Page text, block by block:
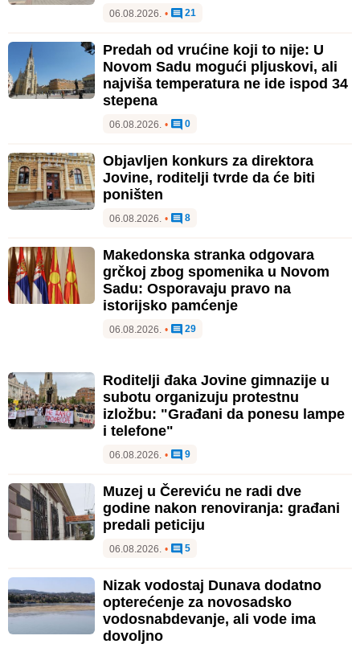
06.08.2026. • 21
Predah od vrućine koji to nije: U
Novom Sadu mogući pljuskovi, ali
najviša temperatura ne ide ispod 34
stepena
06.08.2026. • 0
Objavljen konkurs za direktora
Jovine, roditelji tvrde da će biti
poništen
06.08.2026. • 8
Makedonska stranka odgovara
grčkoj zbog spomenika u Novom
Sadu: Osporavaju pravo na
istorijsko pamćenje
06.08.2026. • 29
Roditelji đaka Jovine gimnazije u
subotu organizuju protestnu
izložbu: "Građani da ponesu lampe
i telefone"
06.08.2026. • 9
Muzej u Čereviću ne radi dve
godine nakon renoviranja: građani
predali peticiju
06.08.2026. • 5
Nizak vodostaj Dunava dodatno
opterećenje za novosadsko
vodosnabdevanje, ali vode ima
dovoljno